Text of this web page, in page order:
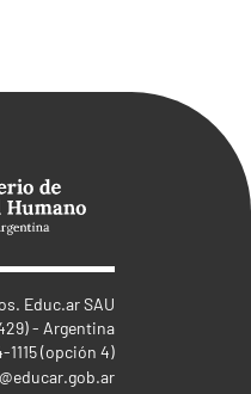
Educ.ar SAU
- Argentina
(opción 4)